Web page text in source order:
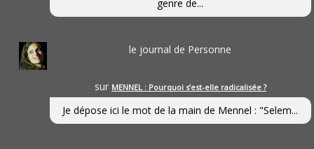
genre de...
le journal de Personne
sur MENNEL : Pourquoi s’est-elle radicalisée ?
Je dépose ici le mot de la main de Mennel : "Selem...